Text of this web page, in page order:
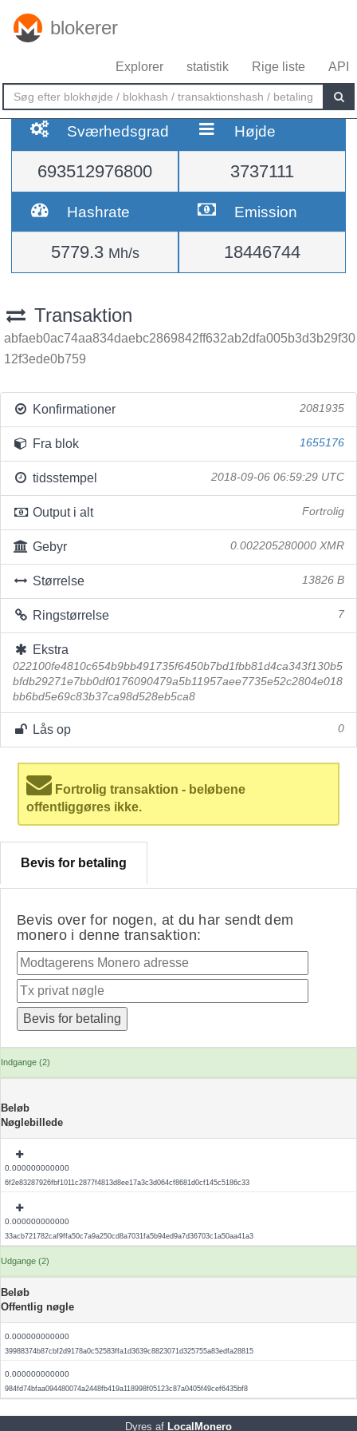
blokerer
Explorer statistik Rige liste API
Sværhedsgrad
693512976800
Højde
3737111
Hashrate
5779.3 Mh/s
Emission
18446744
Transaktion
abfaeb0ac74aa834daebc2869842ff632ab2dfa005b3d3b29f30
12f3ede0b759
Konfirmationer 2081935
Fra blok 1655176
tidsstempel 2018-09-06 06:59:29 UTC
Output i alt Fortrolig
Gebyr 0.002205280000 XMR
Størrelse 13826 B
Ringstørrelse 7
Ekstra
022100fe4810c654b9bb491735f6450b7bd1fbb81d4ca343f130b5
bfdb29271e7bb0df0176090479a5b11957aee7735e52c2804e018
bb6bd5e69c83b37ca98d528eb5ca8
Lås op 0
Fortrolig transaktion - beløbene
offentliggøres ikke.
Bevis for betaling
Bevis over for nogen, at du har sendt dem
monero i denne transaktion:
Indgange (2)
Beløb
Nøglebillede
0.000000000000
6f2e83287926fbf1011c2877f4813d8ee17a3c3d064cf8681d0cf145c5186c33
0.000000000000
33acb721782caf9ffa50c7a9a250cd8a7031fa5b94ed9a7d36703c1a50aa41a3
Udgange (2)
Beløb
Offentlig nøgle
0.000000000000
39988374b87cbf2d9178a0c52583ffa1d3639c8823071d325755a83edfa28815
0.000000000000
984fd74bfaa094480074a2448fb419a118998f05123c87a0405f49cef6435bf8
Dyres af LocalMonero